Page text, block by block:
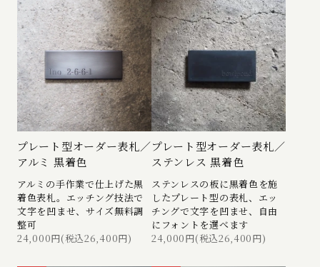
プレート型オーダー表札／
アルミ 黒着色
アルミの手作業で仕上げた黒
着色表札。エッチング技法で
文字を凹ませ、サイズ無料調
整可
24,000円(税込26,400円)
プレート型オーダー表札／
ステンレス 黒着色
ステンレスの板に黒着色を施
したプレート型の表札、エッ
チングで文字を凹ませ、自由
にフォントを選べます
24,000円(税込26,400円)